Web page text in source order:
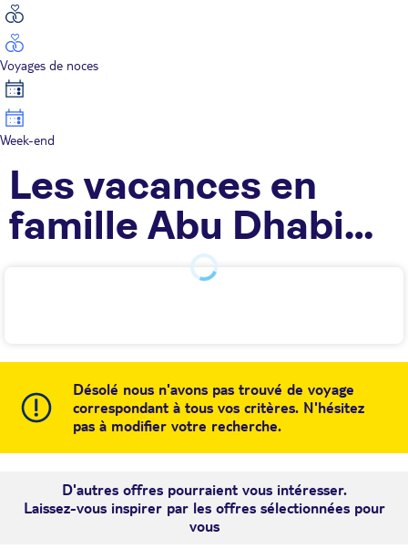
Voyages de noces
Week-end
Les vacances en
famille Abu Dhabi
Désolé nous n'avons pas trouvé de voyage
correspondant à tous vos critères. N'hésitez
pas à modifier votre recherche.
D'autres offres pourraient vous intéresser.
Laissez-vous inspirer par les offres sélectionnées pour
vous